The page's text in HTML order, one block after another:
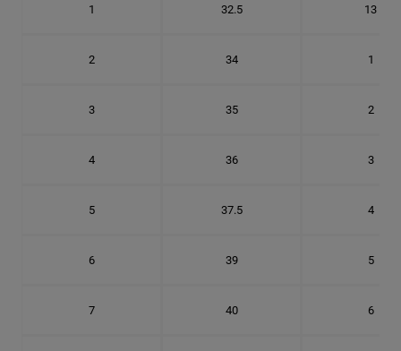
1 32.5 13
2 34 1
3 35 2
4 36 3
5 37.5 4
6 39 5
7 40 6